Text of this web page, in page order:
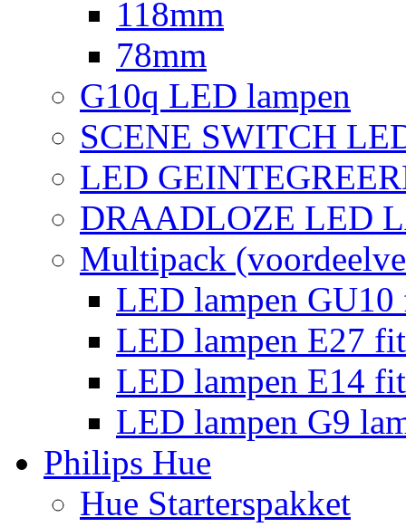
118mm
78mm
G10q LED lampen
SCENE SWITCH
LED
DRAADLOZE LED
Multipack
LED lampen
LED lampen E27
LED lampen E14
LED lampen G9
Philips Hue
Hue Starterspakket